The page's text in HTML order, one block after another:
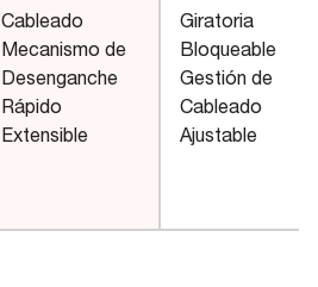
Cableado
Mecanismo de
Desenganche
Rápido
Extensible
Giratoria
Bloqueable
Gestión de
Cableado
Ajustable